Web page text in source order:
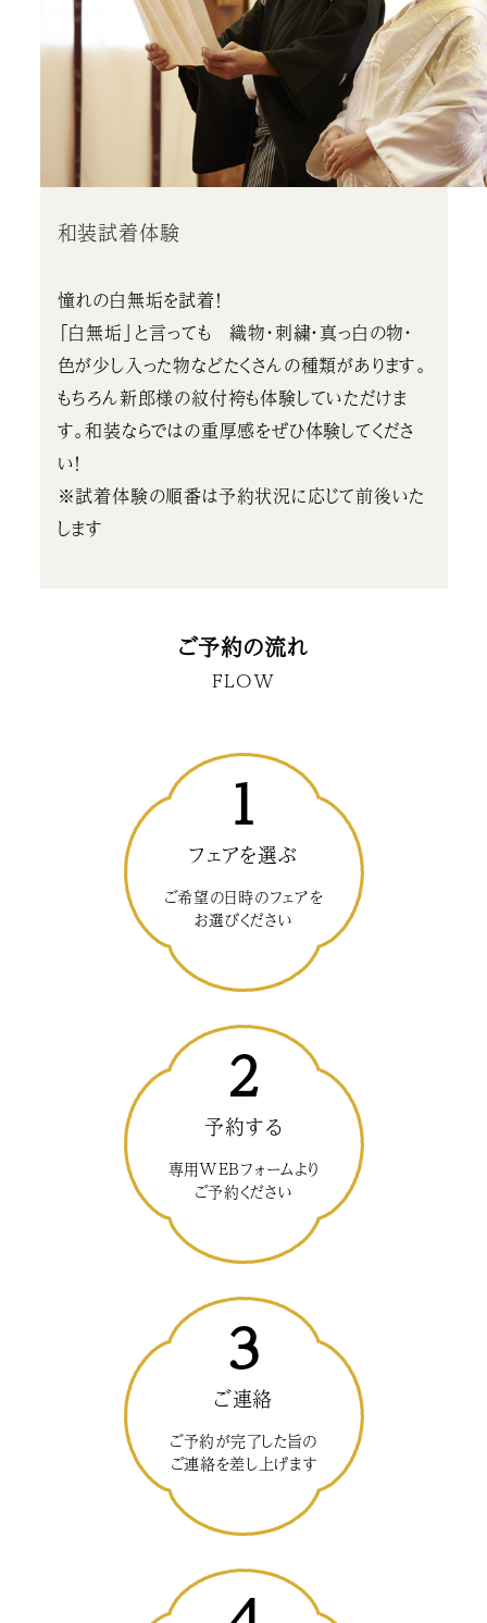
和装試着体験
憧れの白無垢を試着！
「白無垢」と言っても 織物・刺繍・真っ白の物・
色が少し入った物などたくさんの種類があります。
もちろん新郎様の紋付袴も体験していただけま
す。和装ならではの重厚感をぜひ体験してくださ
い！
※試着体験の順番は予約状況に応じて前後いた
します
ご予約の流れ
FLOW
1
フェアを選ぶ
ご希望の日時のフェアを
お選びください
2
予約する
専用WEBフォームより
ご予約ください
3
ご連絡
ご予約が完了した旨の
ご連絡を差し上げます